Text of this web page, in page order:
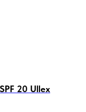
20 Ullex